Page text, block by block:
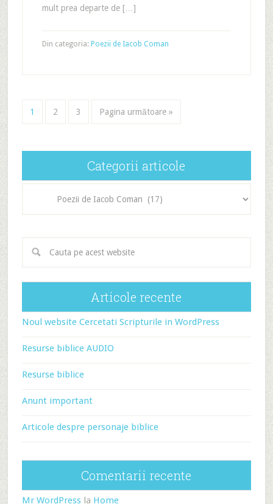
mult prea departe de […]
Din categoria: Poezii de Iacob Coman
1 2 3 Pagina următoare »
Categorii articole
Articole recente
Noul website Cercetati Scripturile in WordPress
Resurse biblice AUDIO
Resurse biblice
Anunt important
Articole despre personaje biblice
Comentarii recente
Mr WordPressla Home